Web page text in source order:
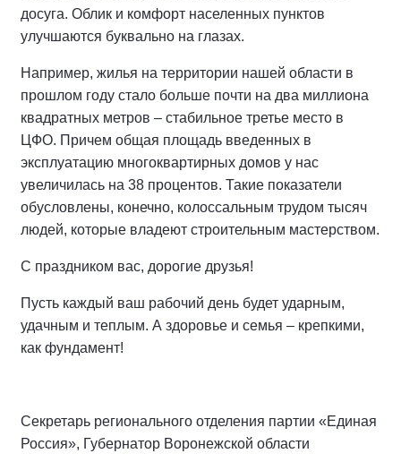
досуга. Облик и комфорт населенных пунктов
улучшаются буквально на глазах.
Например, жилья на территории нашей области в
прошлом году стало больше почти на два миллиона
квадратных метров – стабильное третье место в
ЦФО. Причем общая площадь введенных в
эксплуатацию многоквартирных домов у нас
увеличилась на 38 процентов. Такие показатели
обусловлены, конечно, колоссальным трудом тысяч
людей, которые владеют строительным мастерством.
С праздником вас, дорогие друзья!
Пусть каждый ваш рабочий день будет ударным,
удачным и теплым. А здоровье и семья – крепкими,
как фундамент!
Секретарь регионального отделения партии «Единая
Россия», Губернатор Воронежской области